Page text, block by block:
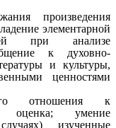
произведения
элементарной
при анализе
к духовно-
и культуры,
ценностями
отношения к
оценка; умение
изученные